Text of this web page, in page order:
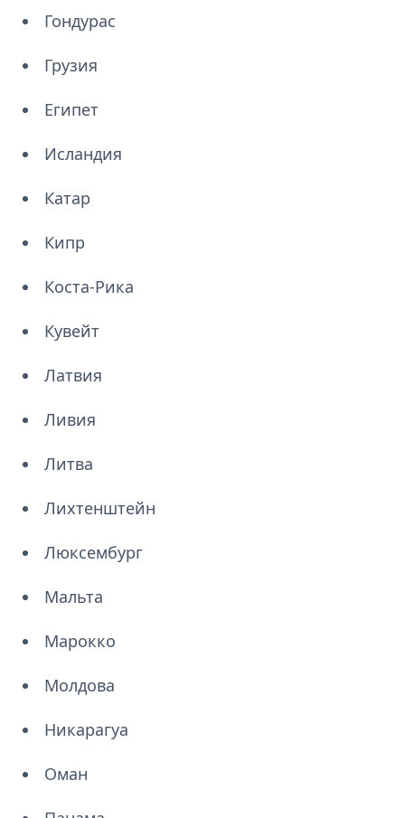
Гондурас
Грузия
Египет
Исландия
Катар
Кипр
Коста-Рика
Кувейт
Латвия
Ливия
Литва
Лихтенштейн
Люксембург
Мальта
Марокко
Молдова
Никарагуа
Оман